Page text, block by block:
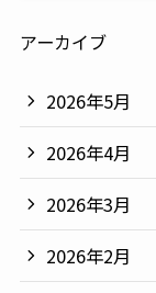
アーカイブ
2026年5月
2026年4月
2026年3月
2026年2月